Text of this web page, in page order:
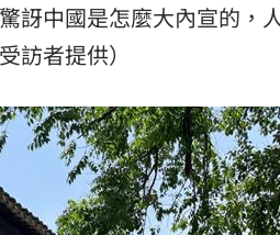
訝中國是怎麼大內宣的，
訪者提供）